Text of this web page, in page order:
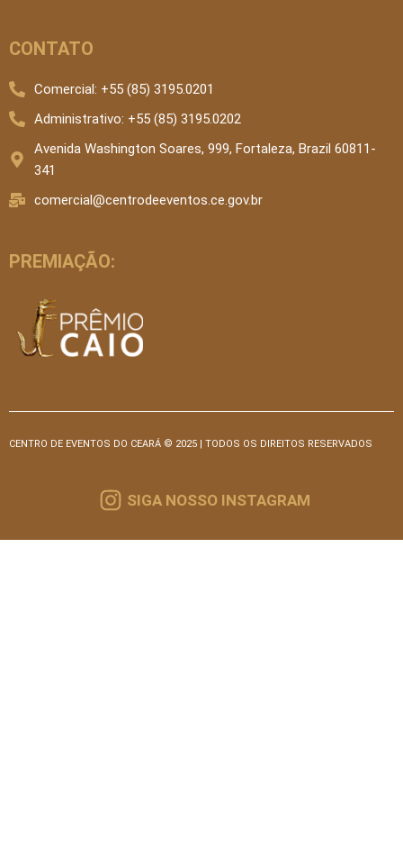
CONTATO
Comercial: +55 (85) 3195.0201
Administrativo: +55 (85) 3195.0202
Avenida Washington Soares, 999, Fortaleza, Brazil 60811-
341
comercial@centrodeeventos.ce.gov.br
PREMIAÇÃO:
CENTRO DE EVENTOS DO CEARÁ © 2025 | TODOS OS DIREITOS RESERVADOS
SIGA NOSSO INSTAGRAM